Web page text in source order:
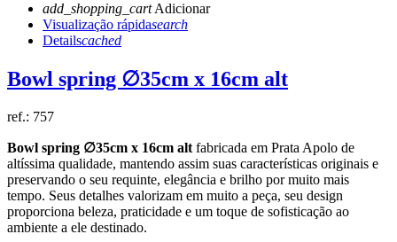
add_shopping_cartAdicionar
Visualização rápidasearch
Detailscached
Bowl spring ∅35cm x 16cm alt
ref.: 757
Bowl spring ∅35cm x 16cm alt fabricada em Prata Apolo de
altíssima qualidade, mantendo assim suas características originais e
preservando o seu requinte, elegância e brilho por muito mais
tempo. Seus detalhes valorizam em muito a peça, seu design
proporciona beleza, praticidade e um toque de sofisticação ao
ambiente a ele destinado.